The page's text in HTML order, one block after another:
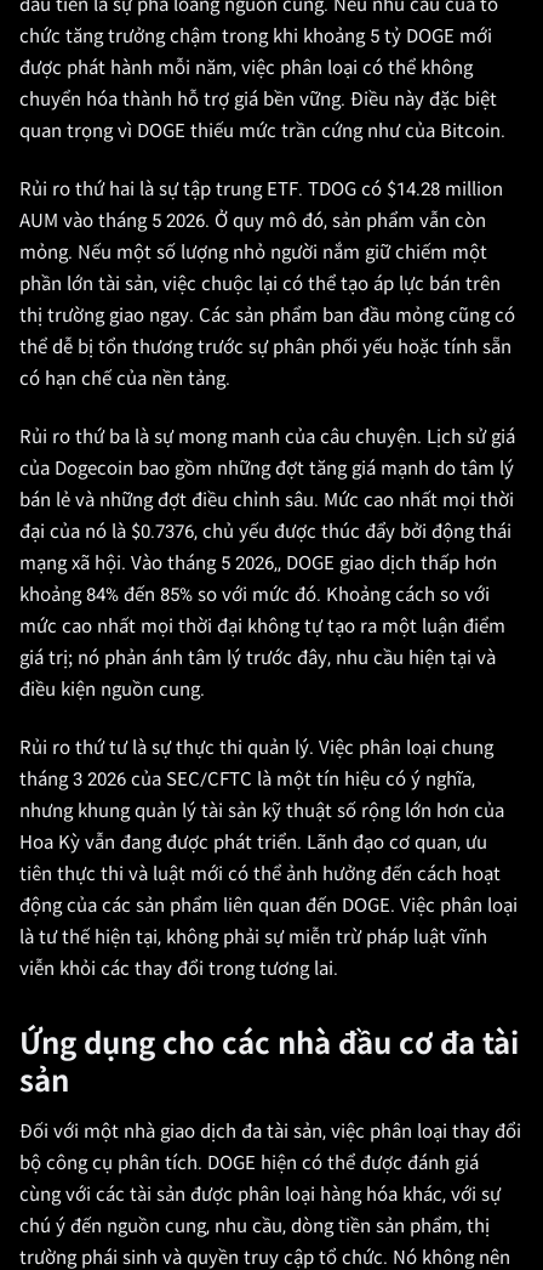
đầu tiên là sự pha loãng nguồn cung. Nếu nhu cầu của tổ
chức tăng trưởng chậm trong khi khoảng 5 tỷ DOGE mới
được phát hành mỗi năm, việc phân loại có thể không
chuyển hóa thành hỗ trợ giá bền vững. Điều này đặc biệt
quan trọng vì DOGE thiếu mức trần cứng như của Bitcoin.
Rủi ro thứ hai là sự tập trung ETF. TDOG có $14.28 million
AUM vào tháng 5 2026. Ở quy mô đó, sản phẩm vẫn còn
mỏng. Nếu một số lượng nhỏ người nắm giữ chiếm một
phần lớn tài sản, việc chuộc lại có thể tạo áp lực bán trên
thị trường giao ngay. Các sản phẩm ban đầu mỏng cũng có
thể dễ bị tổn thương trước sự phân phối yếu hoặc tính sẵn
có hạn chế của nền tảng.
Rủi ro thứ ba là sự mong manh của câu chuyện. Lịch sử giá
của Dogecoin bao gồm những đợt tăng giá mạnh do tâm lý
bán lẻ và những đợt điều chỉnh sâu. Mức cao nhất mọi thời
đại của nó là $0.7376, chủ yếu được thúc đẩy bởi động thái
mạng xã hội. Vào tháng 5 2026,, DOGE giao dịch thấp hơn
khoảng 84% đến 85% so với mức đó. Khoảng cách so với
mức cao nhất mọi thời đại không tự tạo ra một luận điểm
giá trị; nó phản ánh tâm lý trước đây, nhu cầu hiện tại và
điều kiện nguồn cung.
Rủi ro thứ tư là sự thực thi quản lý. Việc phân loại chung
tháng 3 2026 của SEC/CFTC là một tín hiệu có ý nghĩa,
nhưng khung quản lý tài sản kỹ thuật số rộng lớn hơn của
Hoa Kỳ vẫn đang được phát triển. Lãnh đạo cơ quan, ưu
tiên thực thi và luật mới có thể ảnh hưởng đến cách hoạt
động của các sản phẩm liên quan đến DOGE. Việc phân loại
là tư thế hiện tại, không phải sự miễn trừ pháp luật vĩnh
viễn khỏi các thay đổi trong tương lai.
Ứng dụng cho các nhà đầu cơ đa tài
sản
Đối với một nhà giao dịch đa tài sản, việc phân loại thay đổi
bộ công cụ phân tích. DOGE hiện có thể được đánh giá
cùng với các tài sản được phân loại hàng hóa khác, với sự
chú ý đến nguồn cung, nhu cầu, dòng tiền sản phẩm, thị
trường phái sinh và quyền truy cập tổ chức. Nó không nên